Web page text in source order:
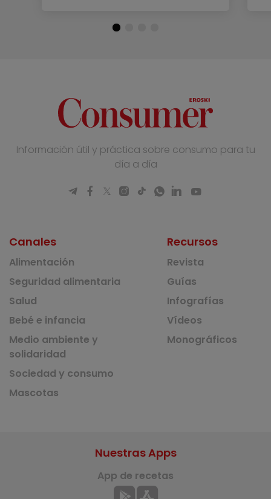
Información útil y práctica sobre consumo para tu
día a día
Canales
Alimentación
Seguridad alimentaria
Salud
Bebé e infancia
Medio ambiente y
solidaridad
Sociedad y consumo
Mascotas
Recursos
Revista
Guías
Infografías
Vídeos
Monográficos
Nuestras Apps
App de recetas